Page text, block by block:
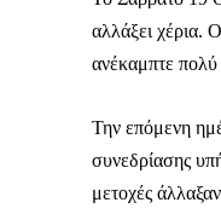
αλλάξει χέρια.
ανέκαμπτε
Την επόμενη
συνεδρίασης
μετοχές